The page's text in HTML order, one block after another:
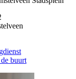
buurt